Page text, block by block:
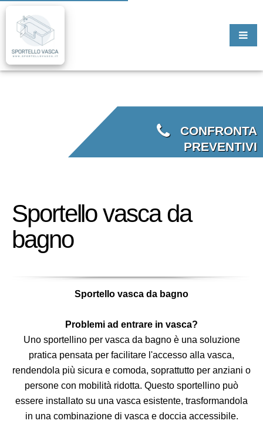
CONFRONTA
PREVENTIVI
Sportello vasca da
bagno
Sportello vasca da bagno
Problemi ad entrare in vasca?
Uno sportellino per vasca da bagno è una soluzione
pratica pensata per facilitare l'accesso alla vasca,
rendendola più sicura e comoda, soprattutto per anziani o
persone con mobilità ridotta. Questo sportellino può
essere installato su una vasca esistente, trasformandola
in una combinazione di vasca e doccia accessibile.